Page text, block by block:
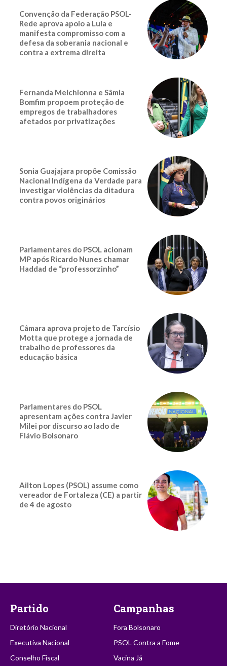
Convenção da Federação PSOL-
Rede aprova apoio a Lula e
manifesta compromisso com a
defesa da soberania nacional e
contra a extrema direita
Fernanda Melchionna e Sâmia
Bomfim propoem proteção de
empregos de trabalhadores
afetados por privatizações
Sonia Guajajara propõe Comissão
Nacional Indígena da Verdade para
investigar violências da ditadura
contra povos originários
Parlamentares do PSOL acionam
MP após Ricardo Nunes chamar
Haddad de “professorzinho”
Câmara aprova projeto de Tarcísio
Motta que protege a jornada de
trabalho de professores da
educação básica
Parlamentares do PSOL
apresentam ações contra Javier
Milei por discurso ao lado de
Flávio Bolsonaro
Ailton Lopes (PSOL) assume como
vereador de Fortaleza (CE) a partir
de 4 de agosto
Partido
Diretório Nacional
Executiva Nacional
Conselho Fiscal
Campanhas
Fora Bolsonaro
PSOL Contra a Fome
Vacina Já